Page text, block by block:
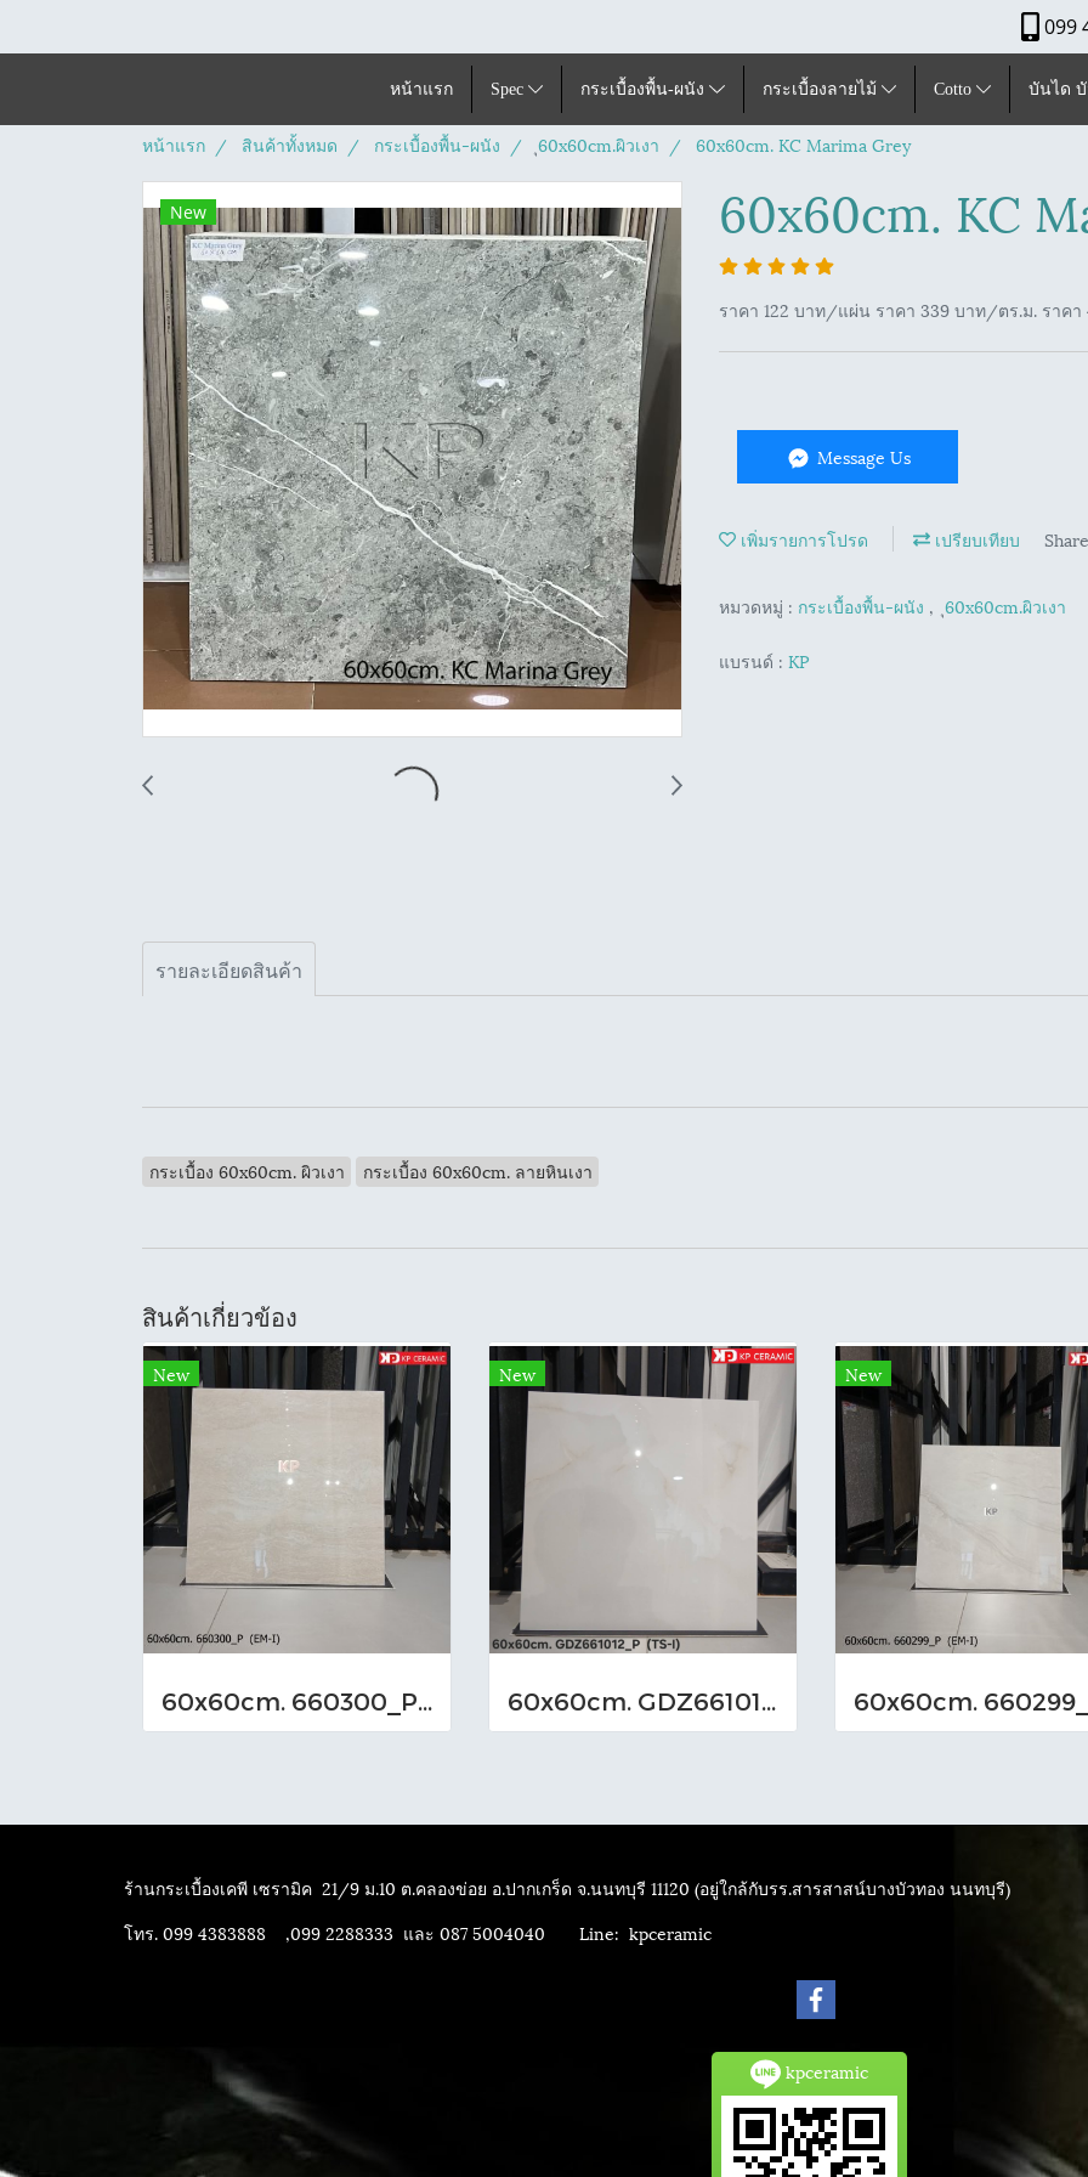
099
หน้าแรก Spec กระเบื้องพื้น-ผนัง กระเบื้องลายไม้ Cotto บันได
หน้าแรก สินค้าทั้งหมด กระเบื้องพื้น-ผนัง ุ60x60cm.ผิวเงา 60x60cm. KC Marima Grey
New 60x60cm. KC
ราคา 122 บาท/แผ่น ราคา 339 บาท/ตร.ม. ราค
Message Us
เพิ่มรายการโปรด เปรียบเทียบ Share
หมวดหมู่ : กระเบื้องพื้น-ผนัง , ุ60x60cm.ผิวเงา
แบรนด์ : KP
รายละเอียดสินค้า
กระเบื้อง 60x60cm. ผิวเงา กระเบื้อง 60x60cm. ลายหินเงา
สินค้าเกี่ยวข้อง
New
60x60cm. 660300_P (EM-I)
New
60x60cm. GDZ661012_P (TS-I)
New
ร้านกระเบื้องเคพี เซรามิค 21/9 ม.10 ต.คลองข่อย อ.ปากเกร็ด จ.นนทบุรี 11120 (อยู่ใกล้กับรร.สารสาสน์บางบัวทอง นนทบุรี)
โทร. 099 4383888 ,099 2288333 และ 087 5004040 Line: kpceramic
kpceramic